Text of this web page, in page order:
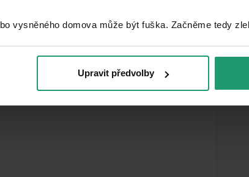
vysněného domova může být fuška. Začněme tedy
Upravit předvolby